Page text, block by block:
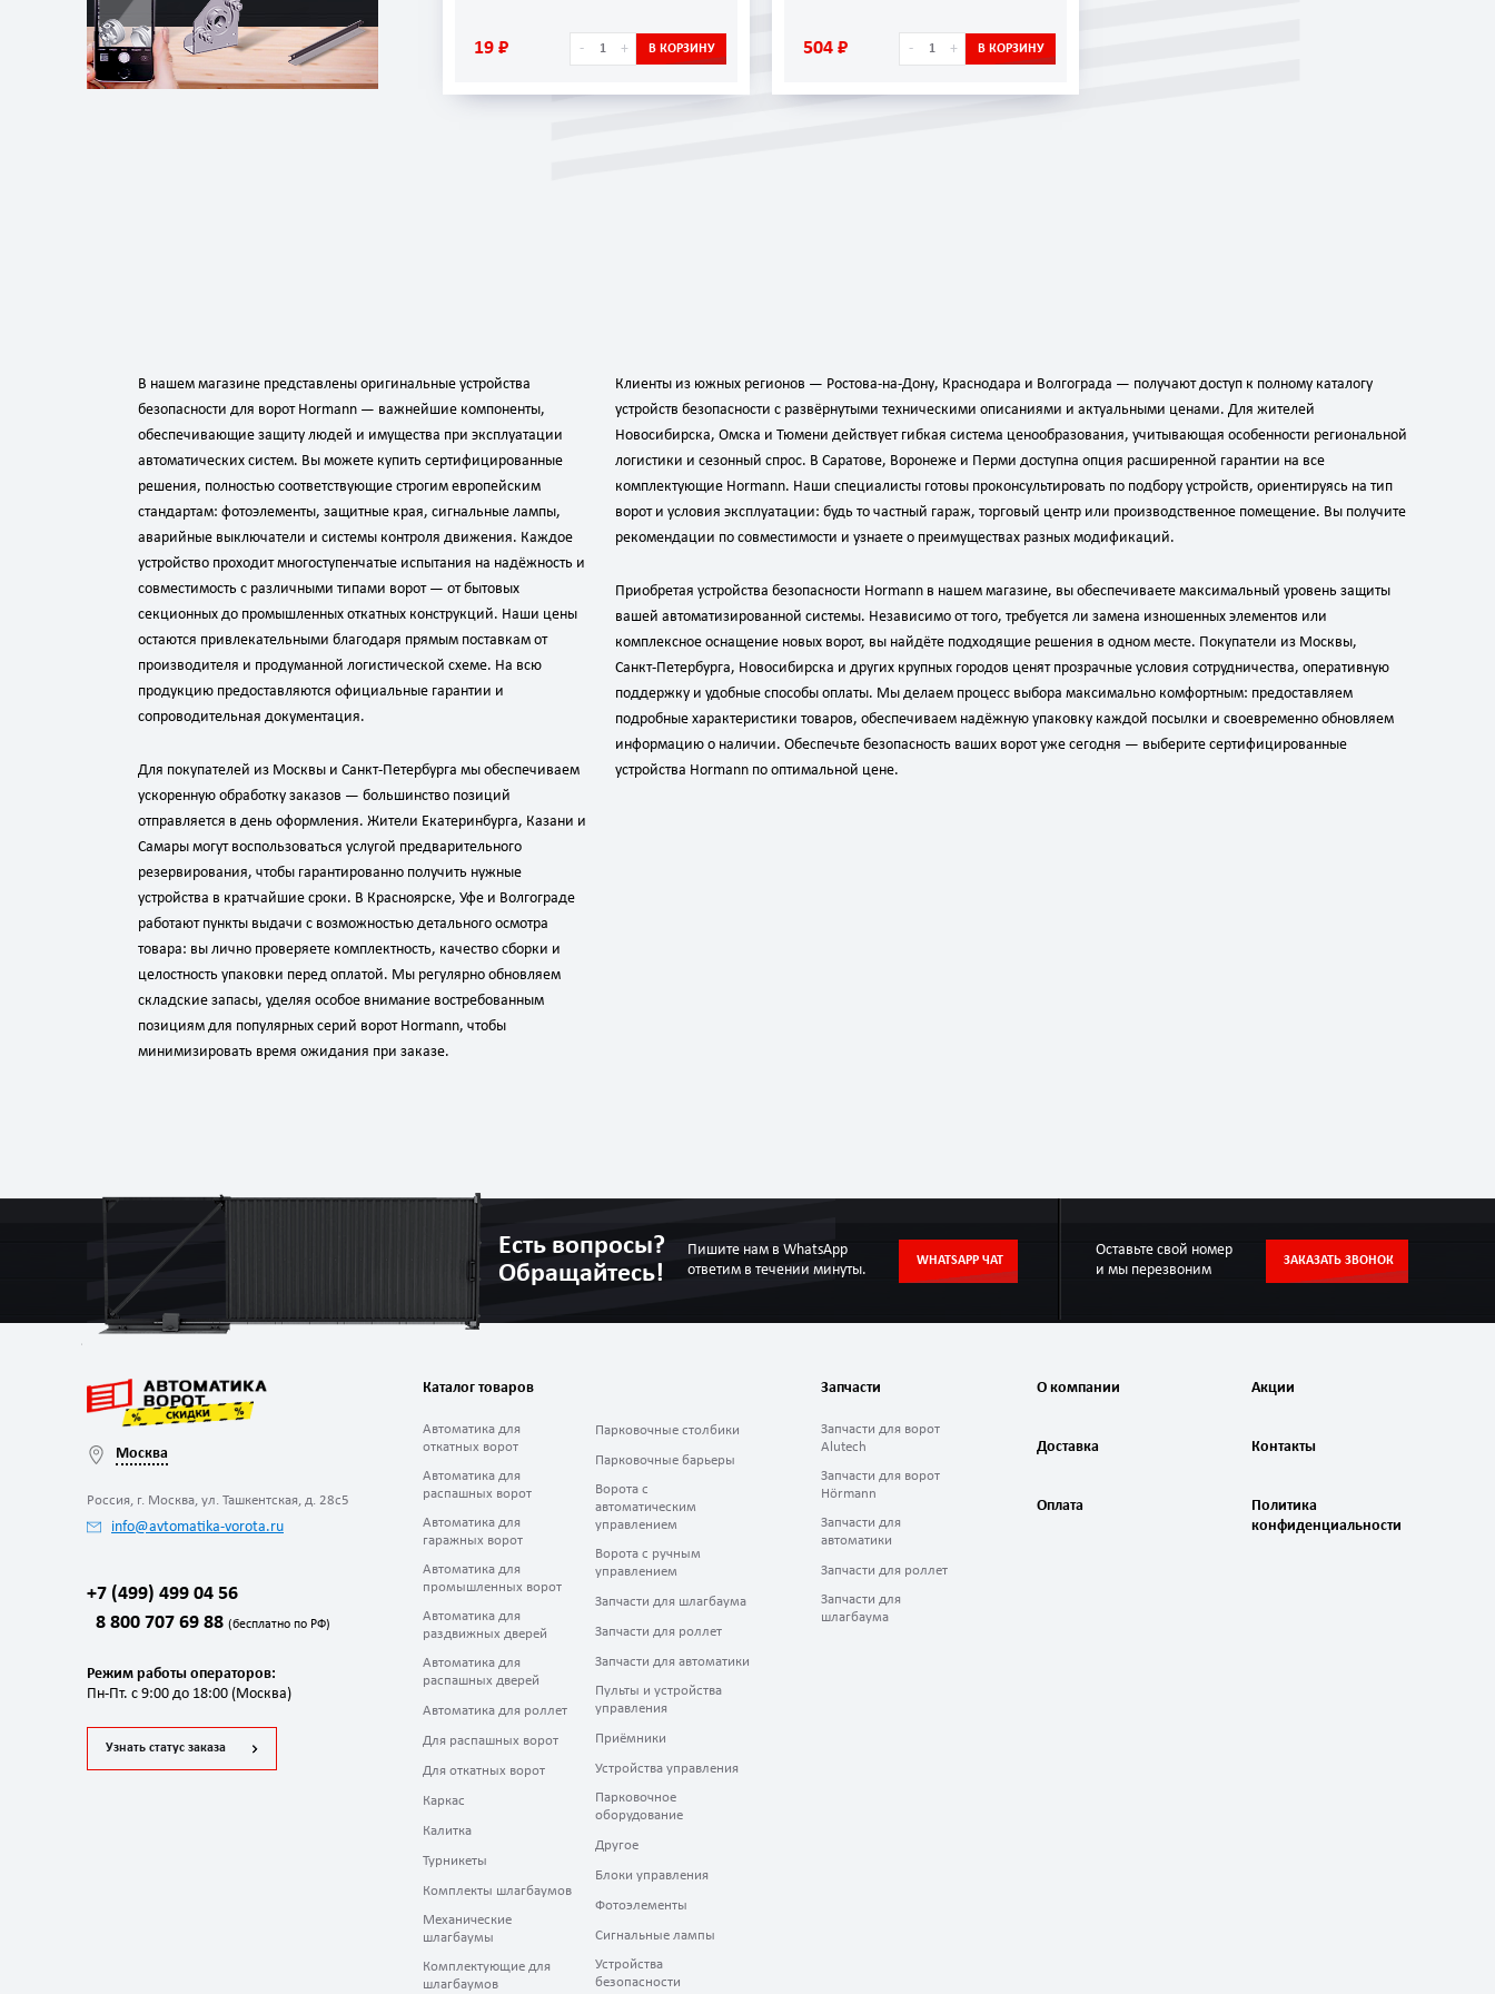
19 ₽ - + В КОРЗИНУ 504 ₽ - + В КОРЗИНУ
В нашем магазине представлены оригинальные устройства
безопасности для ворот Hormann — важнейшие компоненты,
обеспечивающие защиту людей и имущества при эксплуатации
автоматических систем. Вы можете купить сертифицированные
решения, полностью соответствующие строгим европейским
стандартам: фотоэлементы, защитные края, сигнальные лампы,
аварийные выключатели и системы контроля движения. Каждое
устройство проходит многоступенчатые испытания на надёжность и
совместимость с различными типами ворот — от бытовых
секционных до промышленных откатных конструкций. Наши цены
остаются привлекательными благодаря прямым поставкам от
производителя и продуманной логистической схеме. На всю
продукцию предоставляются официальные гарантии и
сопроводительная документация.
Для покупателей из Москвы и Санкт‑Петербурга мы обеспечиваем
ускоренную обработку заказов — большинство позиций
отправляется в день оформления. Жители Екатеринбурга, Казани и
Самары могут воспользоваться услугой предварительного
резервирования, чтобы гарантированно получить нужные
устройства в кратчайшие сроки. В Красноярске, Уфе и Волгограде
работают пункты выдачи с возможностью детального осмотра
товара: вы лично проверяете комплектность, качество сборки и
целостность упаковки перед оплатой. Мы регулярно обновляем
складские запасы, уделяя особое внимание востребованным
позициям для популярных серий ворот Hormann, чтобы
минимизировать время ожидания при заказе.
Клиенты из южных регионов — Ростова‑на‑Дону, Краснодара и Волгограда — получают доступ к полному каталогу
устройств безопасности с развёрнутыми техническими описаниями и актуальными ценами. Для жителей
Новосибирска, Омска и Тюмени действует гибкая система ценообразования, учитывающая особенности региональной
логистики и сезонный спрос. В Саратове, Воронеже и Перми доступна опция расширенной гарантии на все
комплектующие Hormann. Наши специалисты готовы проконсультировать по подбору устройств, ориентируясь на тип
ворот и условия эксплуатации: будь то частный гараж, торговый центр или производственное помещение. Вы получите
рекомендации по совместимости и узнаете о преимуществах разных модификаций.
Приобретая устройства безопасности Hormann в нашем магазине, вы обеспечиваете максимальный уровень защиты
вашей автоматизированной системы. Независимо от того, требуется ли замена изношенных элементов или
комплексное оснащение новых ворот, вы найдёте подходящие решения в одном месте. Покупатели из Москвы,
Санкт‑Петербурга, Новосибирска и других крупных городов ценят прозрачные условия сотрудничества, оперативную
поддержку и удобные способы оплаты. Мы делаем процесс выбора максимально комфортным: предоставляем
подробные характеристики товаров, обеспечиваем надёжную упаковку каждой посылки и своевременно обновляем
информацию о наличии. Обеспечьте безопасность ваших ворот уже сегодня — выберите сертифицированные
устройства Hormann по оптимальной цене.
Есть вопросы?
Обращайтесь!
Пишите нам в WhatsApp
ответим в течении минуты.
WHATSAPP ЧАТ
Оставьте свой номер
и мы перезвоним
ЗАКАЗАТЬ ЗВОНОК
Москва
Россия, г. Москва, ул. Ташкентская, д. 28с5
info@avtomatika-vorota.ru
+7 (499) 499 04 56
8 800 707 69 88 (бесплатно по РФ)
Режим работы операторов:
Пн-Пт. с 9:00 до 18:00 (Москва)
Узнать статус заказа
Каталог товаров
Автоматика для
откатных ворот
Автоматика для
распашных ворот
Автоматика для
гаражных ворот
Автоматика для
промышленных ворот
Автоматика для
раздвижных дверей
Автоматика для
распашных дверей
Автоматика для роллет
Для распашных ворот
Для откатных ворот
Каркас
Калитка
Турникеты
Комплекты шлагбаумов
Механические
шлагбаумы
Комплектующие для
шлагбаумов
Парковочные столбики
Парковочные барьеры
Ворота с
автоматическим
управлением
Ворота с ручным
управлением
Запчасти для шлагбаума
Запчасти для роллет
Запчасти для автоматики
Пульты и устройства
управления
Приёмники
Устройства управления
Парковочное
оборудование
Другое
Блоки управления
Фотоэлементы
Сигнальные лампы
Устройства
безопасности
Запчасти
Запчасти для ворот
Alutech
Запчасти для ворот
Hörmann
Запчасти для
автоматики
Запчасти для роллет
Запчасти для
шлагбаума
О компании
Доставка
Оплата
Акции
Контакты
Политика
конфиденциальности